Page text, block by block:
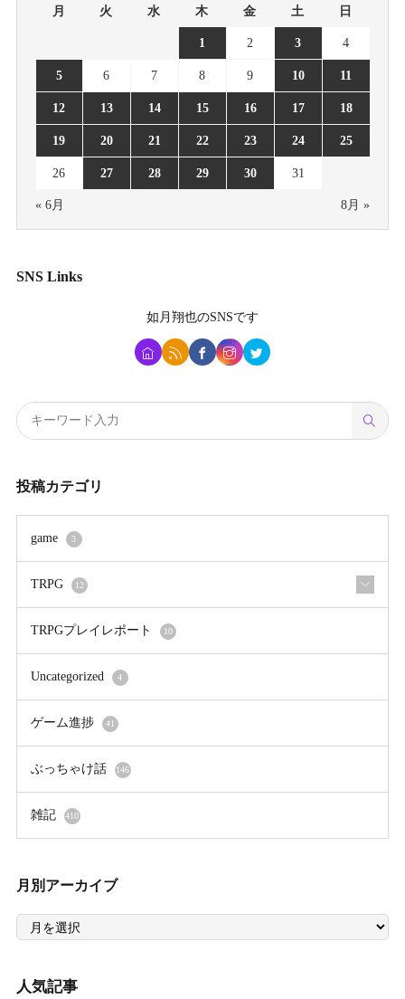
月 火 水 木 金 土 日
1 2 3 4
5 6 7 8 9 10 11
12 13 14 15 16 17 18
19 20 21 22 23 24 25
26 27 28 29 30 31
« 6月 8月 »
SNS Links
如月翔也のSNSです
投稿カテゴリ
game 3
TRPG 12
TRPGプレイレポート 10
Uncategorized 4
ゲーム進捗 41
ぶっちゃけ話 146
雑記 410
月別アーカイブ
月
ア
イ
ブ
人気記事